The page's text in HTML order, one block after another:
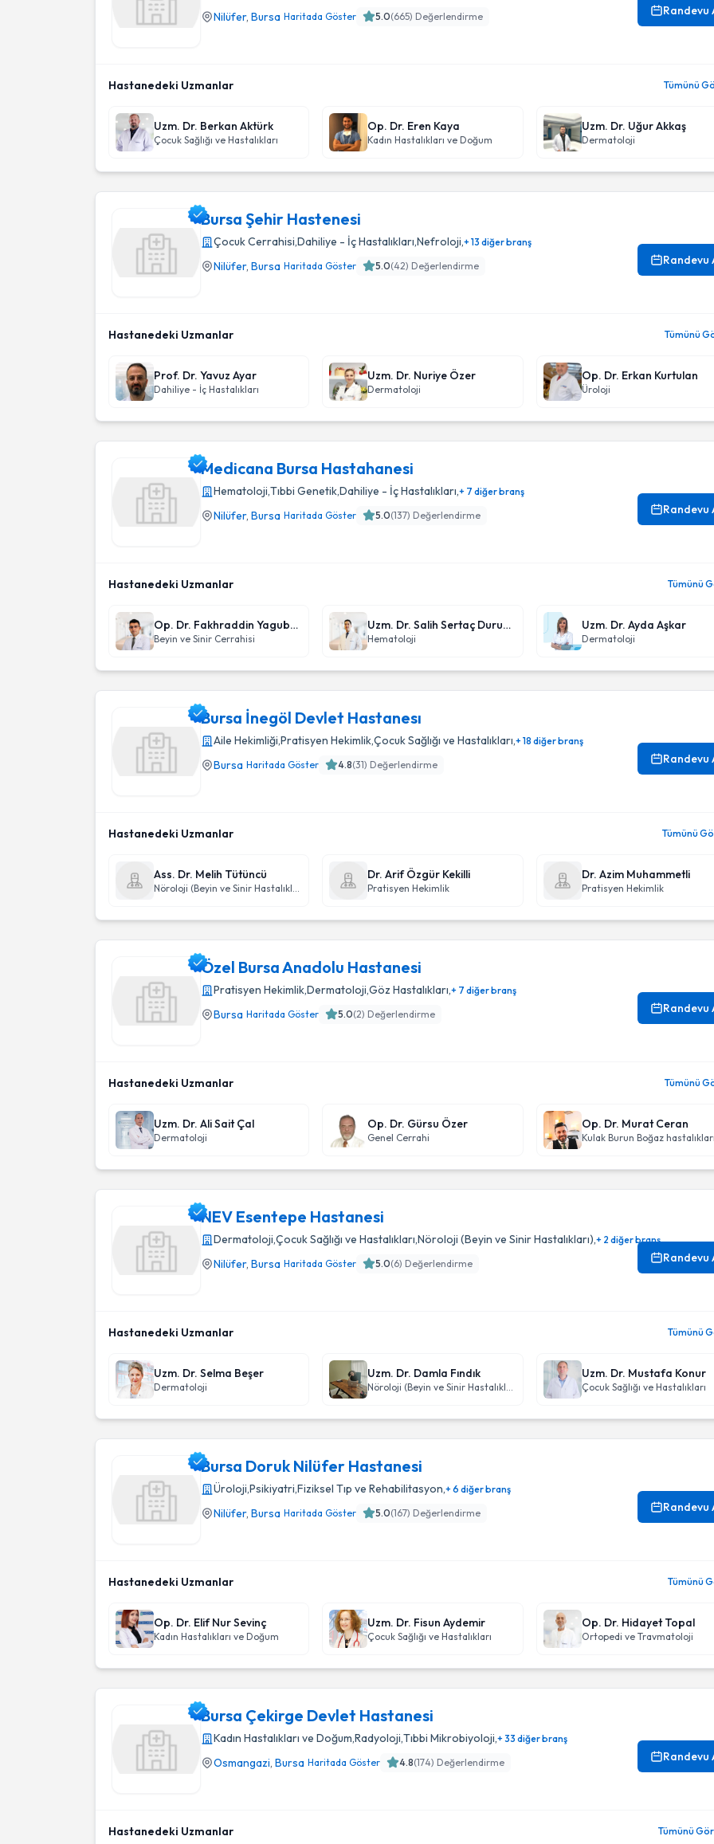
Nilüfer, Bursa Haritada Göster 5.0(665) Değerlendirme Randevu
Hastanedeki Uzmanlar Tümünü
Uzm. Dr. Berkan Aktürk
Çocuk Sağlığı ve Hastalıkları
Op. Dr. Eren Kaya
Kadın Hastalıkları ve Doğum
Uzm. Dr. Uğur Akkaş
Dermatoloji
Bursa Şehir Hastenesi
Çocuk Cerrahisi,Dahiliye - İç Hastalıkları,Nefroloji,+ 13 diğer branş
Nilüfer, Bursa Haritada Göster 5.0(42) Değerlendirme Randevu
Hastanedeki Uzmanlar Tümünü
Prof. Dr. Yavuz Ayar
Dahiliye - İç Hastalıkları
Uzm. Dr. Nuriye Özer
Dermatoloji
Op. Dr. Erkan Kurtulan
Üroloji
Medicana Bursa Hastahanesi
Hematoloji,Tıbbi Genetik,Dahiliye - İç Hastalıkları,+ 7 diğer branş
Nilüfer, Bursa Haritada Göster 5.0(137) Değerlendirme Randevu
Hastanedeki Uzmanlar Tümünü
Op. Dr. Fakhraddin Yagubov
Beyin ve Sinir Cerrahisi
Uzm. Dr. Salih Sertaç Durusoy
Hematoloji
Uzm. Dr. Ayda Aşkar
Dermatoloji
Bursa İnegöl Devlet Hastanesı
Aile Hekimliği,Pratisyen Hekimlik,Çocuk Sağlığı ve Hastalıkları,+ 18 diğer branş
Bursa Haritada Göster 4.8(31) Değerlendirme Randevu
Hastanedeki Uzmanlar Tümünü
Ass. Dr. Melih Tütüncü
Nöroloji (Beyin ve Sinir Hastalıkları)
Dr. Arif Özgür Kekilli
Pratisyen Hekimlik
Dr. Azim Muhammetli
Pratisyen Hekimlik
Özel Bursa Anadolu Hastanesi
Pratisyen Hekimlik,Dermatoloji,Göz Hastalıkları,+ 7 diğer branş
Bursa Haritada Göster 5.0(2) Değerlendirme Randevu
Hastanedeki Uzmanlar Tümünü
Uzm. Dr. Ali Sait Çal
Dermatoloji
Op. Dr. Gürsu Özer
Genel Cerrahi
Op. Dr. Murat Ceran
NEV Esentepe Hastanesi
Dermatoloji,Çocuk Sağlığı ve Hastalıkları,Nöroloji (Beyin ve Sinir Hastalıkları),+ 2 diğer branş
Nilüfer, Bursa Haritada Göster 5.0(6) Değerlendirme Randevu
Hastanedeki Uzmanlar Tümünü
Uzm. Dr. Selma Beşer
Dermatoloji
Uzm. Dr. Damla Fındık
Nöroloji (Beyin ve Sinir Hastalıkları)
Uzm. Dr. Mustafa Konur
Çocuk Sağlığı ve Hastalıkları
Bursa Doruk Nilüfer Hastanesi
Üroloji,Psikiyatri,Fiziksel Tıp ve Rehabilitasyon,+ 6 diğer branş
Nilüfer, Bursa Haritada Göster 5.0(167) Değerlendirme Randevu
Hastanedeki Uzmanlar Tümünü
Op. Dr. Elif Nur Sevinç
Kadın Hastalıkları ve Doğum
Uzm. Dr. Fisun Aydemir
Çocuk Sağlığı ve Hastalıkları
Op. Dr. Hidayet Topal
Ortopedi ve Travmatoloji
Bursa Çekirge Devlet Hastanesi
Kadın Hastalıkları ve Doğum,Radyoloji,Tıbbi Mikrobiyoloji,+ 33 diğer branş
Osmangazi, Bursa Haritada Göster 4.8(174) Değerlendirme Randevu
Hastanedeki Uzmanlar Tümünü Gör